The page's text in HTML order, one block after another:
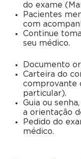
do exame
Pacientes
com
Continue
seu médico.
Documento
Carteira do
comprovante
particular).
Guia ou
a orientação
Pedido do
médico.